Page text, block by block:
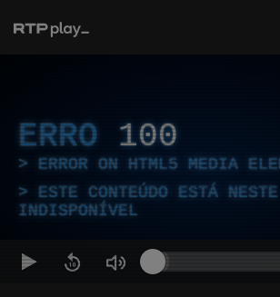
ERRO 100
ERROR ON HTML5 MEDIA
ESTE CONTEÚDO ESTÁ NESTE
INDISPONÍVEL